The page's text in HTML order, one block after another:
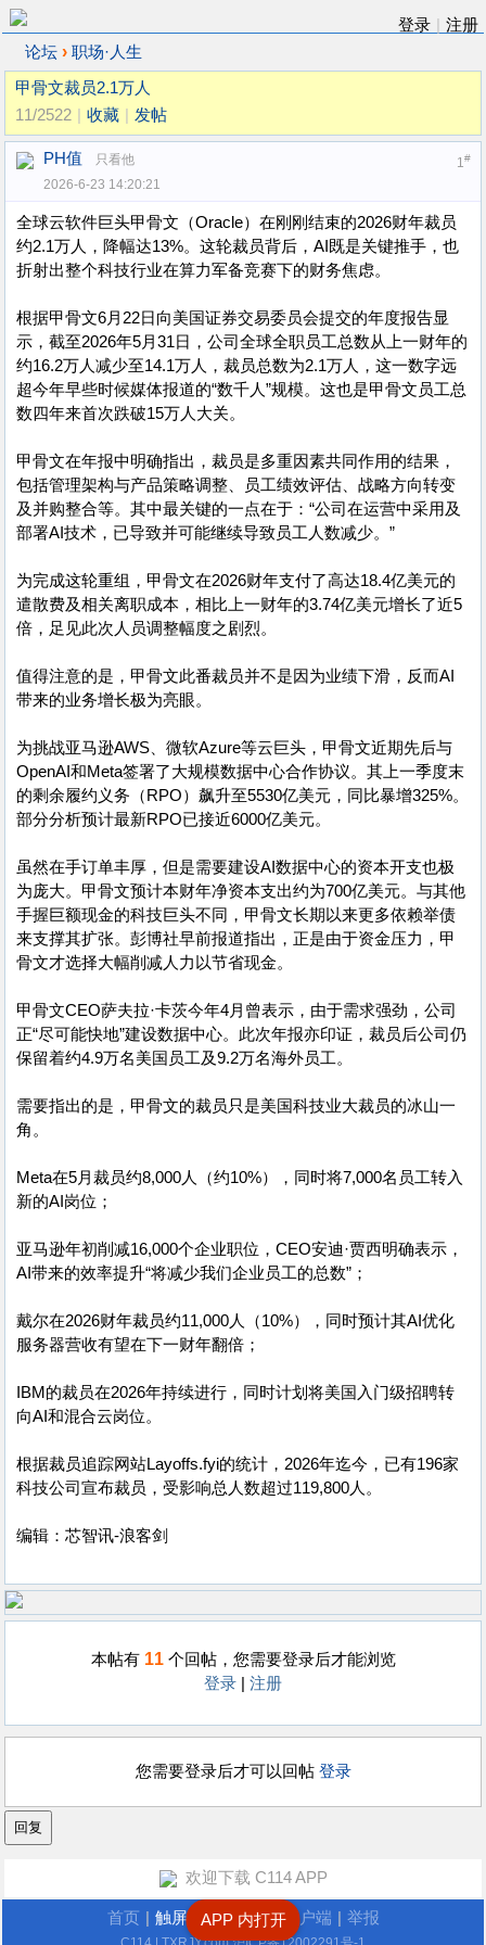
登录
注册
论坛 › 职场·人生
甲骨文裁员2.1万人
11/2522
收藏 发帖
1#
PH值
只看他
2026-6-23 14:20:21
全球云软件巨头甲骨文（Oracle）在刚刚结束的2026财年裁员
约2.1万人，降幅达13%。这轮裁员背后，AI既是关键推手，也
折射出整个科技行业在算力军备竞赛下的财务焦虑。
根据甲骨文6月22日向美国证券交易委员会提交的年度报告显
示，截至2026年5月31日，公司全球全职员工总数从上一财年的
约16.2万人减少至14.1万人，裁员总数为2.1万人，这一数字远
超今年早些时候媒体报道的“数千人”规模。这也是甲骨文员工总
数四年来首次跌破15万人大关。
甲骨文在年报中明确指出，裁员是多重因素共同作用的结果，
包括管理架构与产品策略调整、员工绩效评估、战略方向转变
及并购整合等。其中最关键的一点在于：“公司在运营中采用及
部署AI技术，已导致并可能继续导致员工人数减少。”
为完成这轮重组，甲骨文在2026财年支付了高达18.4亿美元的
遣散费及相关离职成本，相比上一财年的3.74亿美元增长了近5
倍，足见此次人员调整幅度之剧烈。
值得注意的是，甲骨文此番裁员并不是因为业绩下滑，反而AI
带来的业务增长极为亮眼。
为挑战亚马逊AWS、微软Azure等云巨头，甲骨文近期先后与
OpenAI和Meta签署了大规模数据中心合作协议。其上一季度末
的剩余履约义务（RPO）飙升至5530亿美元，同比暴增325%。
部分分析预计最新RPO已接近6000亿美元。
虽然在手订单丰厚，但是需要建设AI数据中心的资本开支也极
为庞大。甲骨文预计本财年净资本支出约为700亿美元。与其他
手握巨额现金的科技巨头不同，甲骨文长期以来更多依赖举债
来支撑其扩张。彭博社早前报道指出，正是由于资金压力，甲
骨文才选择大幅削减人力以节省现金。
甲骨文CEO萨夫拉·卡茨今年4月曾表示，由于需求强劲，公司
正“尽可能快地”建设数据中心。此次年报亦印证，裁员后公司仍
保留着约4.9万名美国员工及9.2万名海外员工。
需要指出的是，甲骨文的裁员只是美国科技业大裁员的冰山一
角。
Meta在5月裁员约8,000人（约10%），同时将7,000名员工转入
新的AI岗位；
亚马逊年初削减16,000个企业职位，CEO安迪·贾西明确表示，
AI带来的效率提升“将减少我们企业员工的总数”；
戴尔在2026财年裁员约11,000人（10%），同时预计其AI优化
服务器营收有望在下一财年翻倍；
IBM的裁员在2026年持续进行，同时计划将美国入门级招聘转
向AI和混合云岗位。
根据裁员追踪网站Layoffs.fyi的统计，2026年迄今，已有196家
科技公司宣布裁员，受影响总人数超过119,800人。
编辑：芯智讯-浪客剑
本帖有 11个回帖，您需要登录后才能浏览
登录
注册
您需要登录后才可以回帖 登录
APP 内打开
欢迎下载 C114 APP
首页 触屏版 | 电脑版 | 客户端 举报